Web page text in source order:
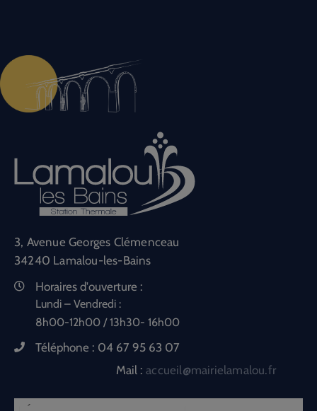
3, Avenue Georges Clémenceau
34240 Lamalou-les-Bains
Horaires d'ouverture :
Lundi – Vendredi :
8h00-12h00 / 13h30- 16h00
Téléphone : 04 67 95 63 07
Mail :accueil@mairielamalou.fr